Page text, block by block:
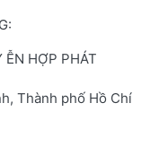
HỢP PHÁT
Thành phố Hồ Chí